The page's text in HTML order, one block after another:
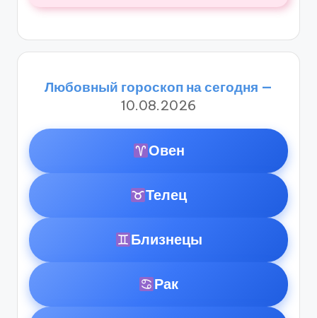
Любовный гороскоп на сегодня —
10.08.2026
Овен
Телец
Близнецы
Рак